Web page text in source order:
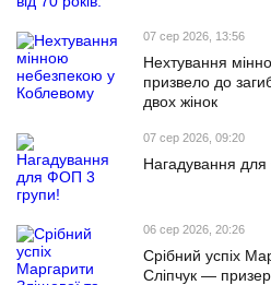
07 сер 2026, 13:56
Нехтування
призвело до
двох жінок
07 сер 2026, 09:20
Нагадування
06 сер 2026, 20:26
Срібний успіх
Сліпчук —